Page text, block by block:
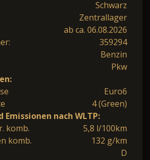
Schwarz
Zentrallager
ab ca. 06.08.2026
359294
Benzin
Pkw
Euro6
4 (Green)
Emissionen nach WLTP:
komb.
5,8 l/100km
komb.
132 g/km
D